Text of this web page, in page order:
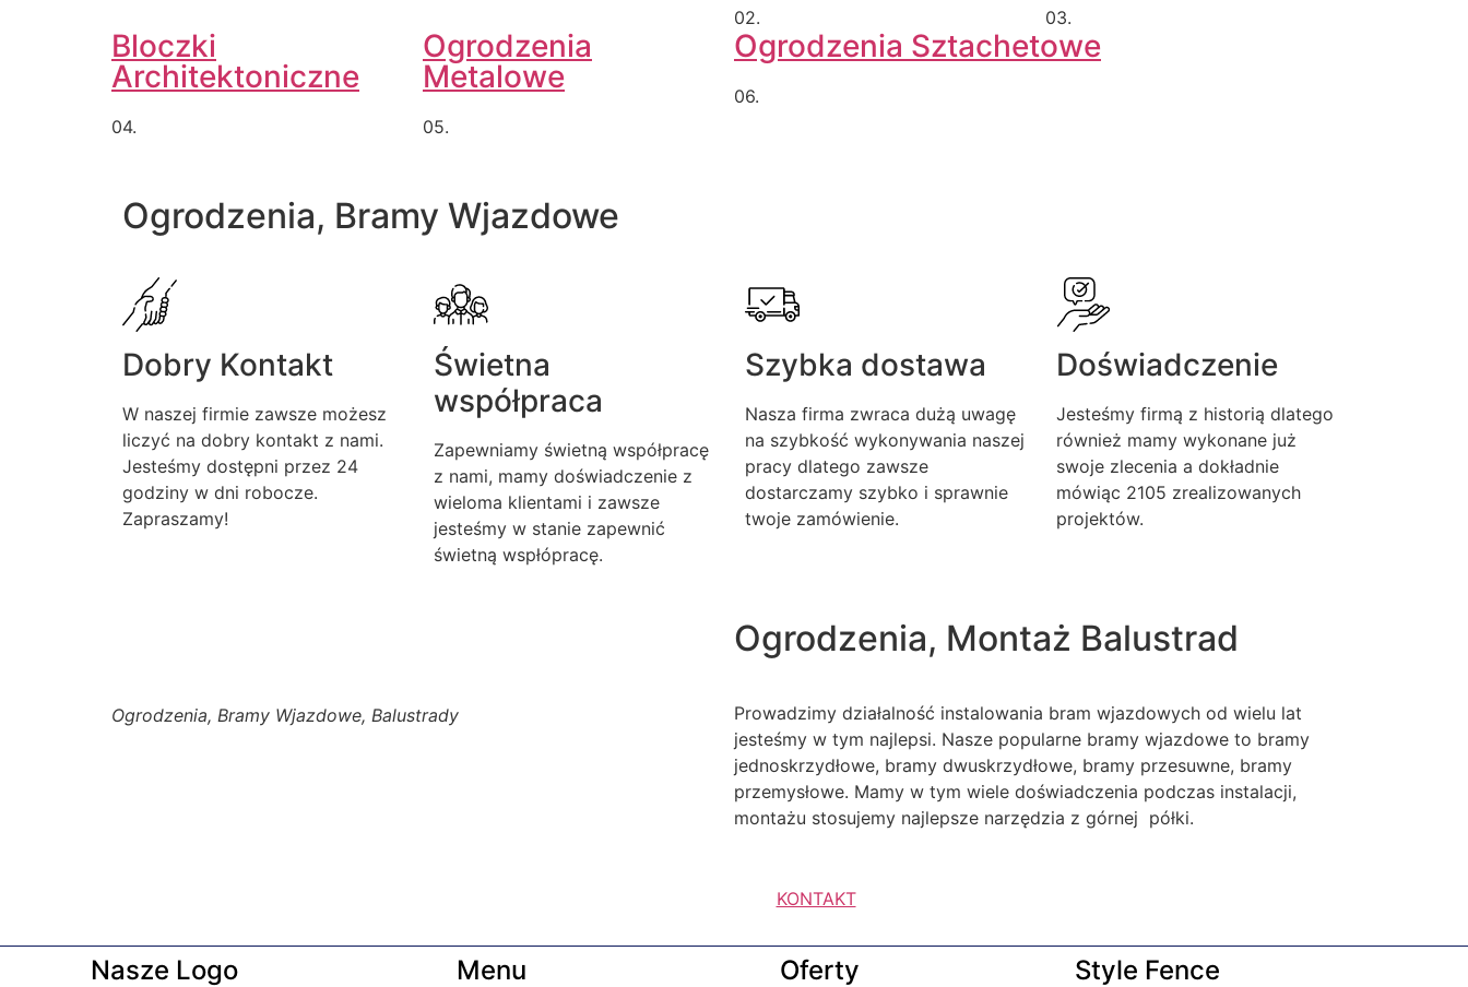
02. 03.
Bloczki
Architektoniczne
04.
Ogrodzenia
Metalowe
05.
Ogrodzenia Sztachetowe
06.
Ogrodzenia, Bramy Wjazdowe
Dobry Kontakt
W naszej firmie zawsze możesz
liczyć na dobry kontakt z nami.
Jesteśmy dostępni przez 24
godziny w dni robocze.
Zapraszamy!
Świetna
współpraca
Zapewniamy świetną współpracę
z nami, mamy doświadczenie z
wieloma klientami i zawsze
jesteśmy w stanie zapewnić
świetną wspłópracę.
Szybka dostawa
Nasza firma zwraca dużą uwagę
na szybkość wykonywania naszej
pracy dlatego zawsze
dostarczamy szybko i sprawnie
twoje zamówienie.
Doświadczenie
Jesteśmy firmą z historią dlatego
również mamy wykonane już
swoje zlecenia a dokładnie
mówiąc 2105 zrealizowanych
projektów.
Ogrodzenia, Bramy Wjazdowe, Balustrady
Ogrodzenia, Montaż Balustrad
Prowadzimy działalność instalowania bram wjazdowych od wielu lat
jesteśmy w tym najlepsi. Nasze popularne bramy wjazdowe to bramy
jednoskrzydłowe, bramy dwuskrzydłowe, bramy przesuwne, bramy
przemysłowe. Mamy w tym wiele doświadczenia podczas instalacji,
montażu stosujemy najlepsze narzędzia z górnej półki.
KONTAKT
Nasze Logo Menu Oferty Style Fence